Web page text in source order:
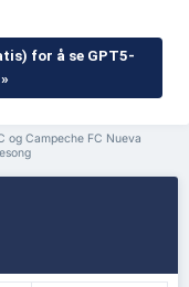
for å se GPT5-
og Campeche FC Nueva